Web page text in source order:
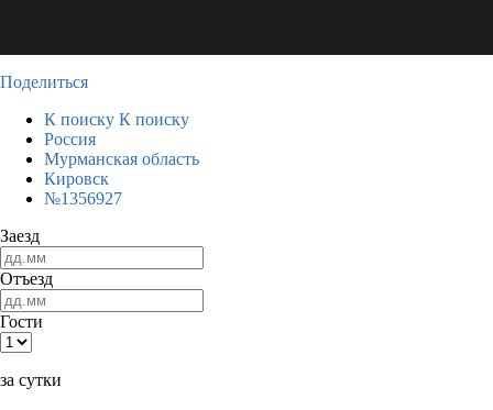
Поделиться
К поиску К поиску
Россия
Мурманская область
Кировск
№1356927
Заезд
Отъезд
Гости
за сутки